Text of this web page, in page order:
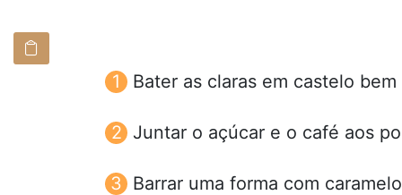
Bater as claras em castelo
Juntar o açúcar e o café aos
Barrar uma forma com